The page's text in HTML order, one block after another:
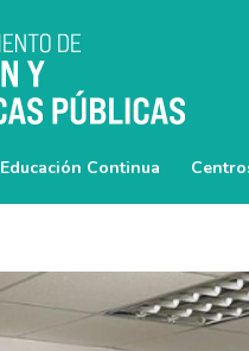
Educación Continua